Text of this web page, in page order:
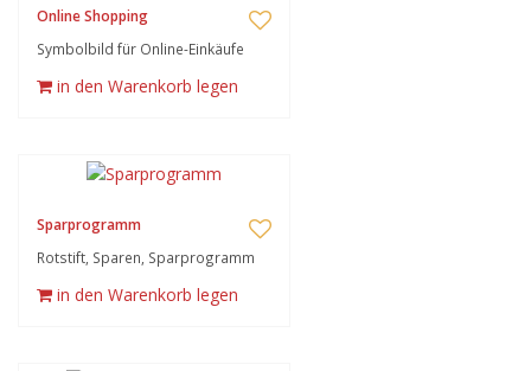
Online Shopping
Symbolbild für Online-Einkäufe
in den Warenkorb legen
Sparprogramm
Rotstift, Sparen, Sparprogramm
in den Warenkorb legen